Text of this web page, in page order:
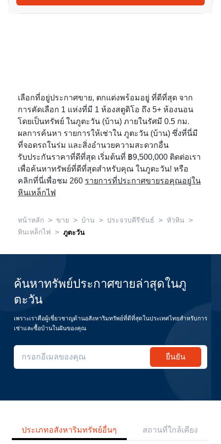
เลือกที่อยู่ประกาศขาย, ตกแต่งพร้อมอยู่ ที่ดีที่สุด จาก
การคัดเลือก 1 แห่งที่มี 1 ห้องสตูดิโอ ถึง 5+ ห้องนอน
โดยเป็นทรัพย์ ในภูตะวัน (บ้าน) ภายในรัศมี 0.5 กม.
ผลการค้นหา รายการให้เช่าใน ภูตะวัน (บ้าน) ซึ่งที่นี่มี
ที่จอดรถในร่ม และสิ่งอำนวยความสะดวกอื่น
รับประกันราคาที่ดีที่สุด เริ่มต้นที่ ฿9,500,000 ติดต่อเรา
เพื่อค้นหาทรัพย์ที่ดีที่สุดสำหรับคุณ ในภูตะวัน! หรือ
คลิกที่นี่เพื่อชม 260 รายการที่ประกาศขายรอคุณอยู่ใน
หินเหล็กไฟ
หน้าหลัก > ขาย > บ้าน > ประจวบคีรีขันธ์ > หัวหิน >
หินเหล็กไฟ > ภูตะวัน
ค้นหาทรัพย์ประกาศขายล่าสุดในภู
ตะวัน
เพราะเราคือผู้เชี่ยวชาญด้านอสังหาริมทรัพย์ที่ดีที่สุดในประเทศไทยสำหรับการ
เช่าและซื้อบ้านในฝันของคุณ
ยืนยัน
ประเภทอสังหาริมทรัพย์อื่นๆ สถานที่ใกล้เคียง